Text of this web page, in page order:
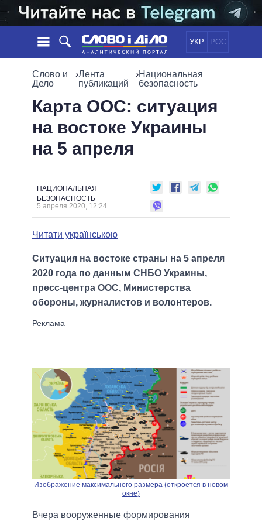
УКР РОС
НОВОСТИ
СОБЫТИЯ
СТАТЬИ
МНЕНИЯ
ДАЙДЖЕСТЫ
ЭКОНОМИКА
ОБЩЕСТВО
ОБЕЩАНИЯ
ПОЛИТИКИ
ВСЕ ПОЛИТИКИ
ВЕРХОВНАЯ РАДА
КАБИНЕТ МИНИСТРОВ
ГЛАВЫ ОБЛАДМИНИСТРАЦИЙ
МЭРЫ
ИНФОГРАФИКА
ВИДЕО
ПОДДЕРЖАТЬ
СРАВНЕНИЕ ПОЛИТИКОВ
Слово и
Дело
›Лента
публикаций
›Национальная
безопасность
Карта ООС: ситуация
на востоке Украины
на 5 апреля
НАЦИОНАЛЬНАЯ
БЕЗОПАСНОСТЬ
5 апреля 2020, 12:24
Читати українською
Ситуация на востоке страны на 5 апреля
2020 года по данным СНБО Украины,
пресс-центра ООС, Министерства
обороны, журналистов и волонтеров.
Изображение максимального размера (откроется в новом
окне)
Вчера вооруженные формирования